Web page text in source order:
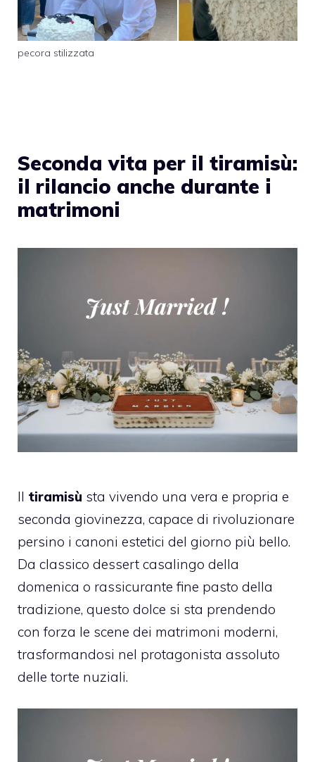
pecora stilizzata
Seconda vita per il tiramisù:
il rilancio anche durante i
matrimoni
Il tiramisù sta vivendo una vera e propria e
seconda giovinezza, capace di rivoluzionare
persino i canoni estetici del giorno più bello.
Da classico dessert casalingo della
domenica o rassicurante fine pasto della
tradizione, questo dolce si sta prendendo
con forza le scene dei matrimoni moderni,
trasformandosi nel protagonista assoluto
delle torte nuziali.